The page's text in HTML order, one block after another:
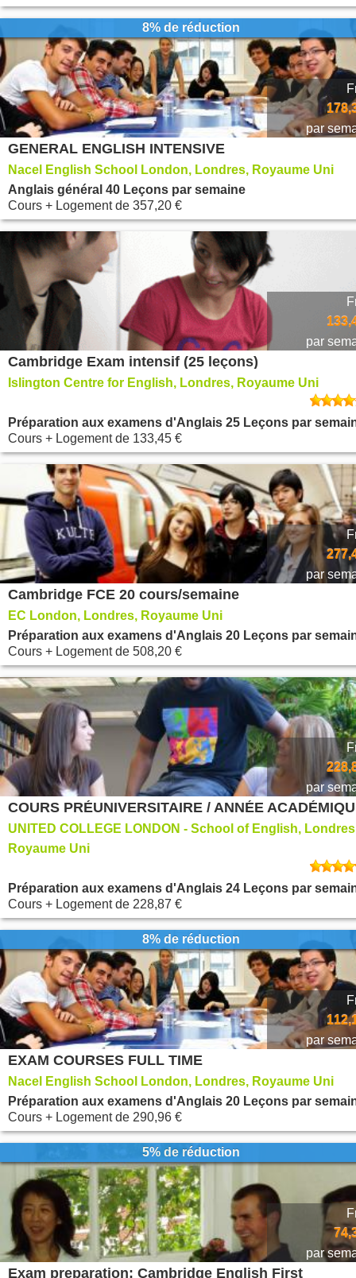
8% de réduction
par
GENERAL ENGLISH INTENSIVE
Nacel English School London, Londres, Royaume Uni
Anglais général 40 Leçons par semaine
Cours + Logementde 357,20 €
par
Cambridge Exam intensif (25 leçons)
Islington Centre for English, Londres, Royaume Uni
Préparation aux examens d'Anglais 25 Leçons par
Cours + Logementde 133,45 €
par
Cambridge FCE 20 cours/semaine
EC London, Londres, Royaume Uni
Préparation aux examens d'Anglais 20 Leçons par
Cours + Logementde 508,20 €
par
COURS PRÉUNIVERSITAIRE / ANNÉE
UNITED COLLEGE LONDON - School of English,
Royaume Uni
Préparation aux examens d'Anglais 24 Leçons par
Cours + Logementde 228,87 €
8% de réduction
par
EXAM COURSES FULL TIME
Nacel English School London, Londres, Royaume Uni
Préparation aux examens d'Anglais 20 Leçons par
Cours + Logementde 290,96 €
5% de réduction
par
Exam preparation: Cambridge English First